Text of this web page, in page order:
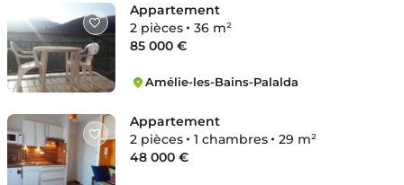
Appartement
2 pièces
36 m²
85 000 €
Amélie-les-Bains-Palalda
Appartement
2 pièces
1 chambres
29 m²
48 000 €